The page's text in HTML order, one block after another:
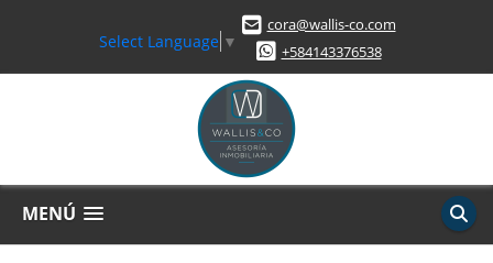
Select Language ▼
cora@wallis-co.com
+584143376538
MENÚ